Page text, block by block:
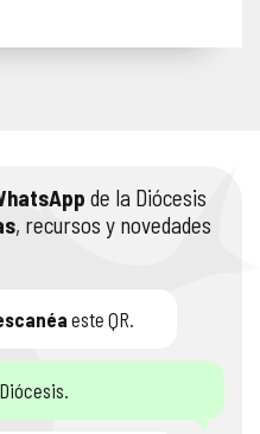
de la Diócesis
, recursos y novedades
este QR.